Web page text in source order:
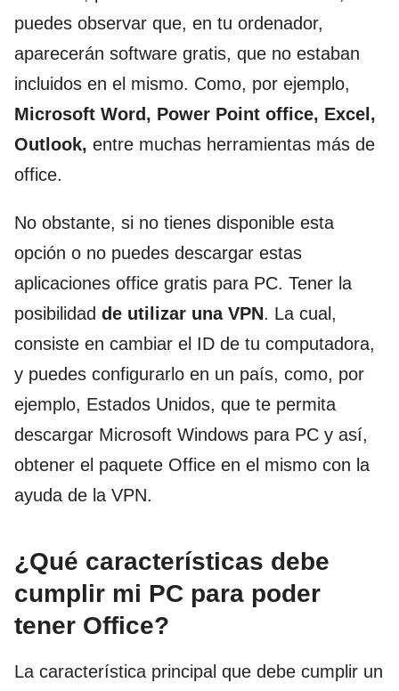
puedes observar que, en tu ordenador,
aparecerán software gratis, que no estaban
incluidos en el mismo. Como, por ejemplo,
Microsoft Word, Power Point office, Excel,
Outlook, entre muchas herramientas más de
office.
No obstante, si no tienes disponible esta
opción o no puedes descargar estas
aplicaciones office gratis para PC. Tener la
posibilidad de utilizar una VPN. La cual,
consiste en cambiar el ID de tu computadora,
y puedes configurarlo en un país, como, por
ejemplo, Estados Unidos, que te permita
descargar Microsoft Windows para PC y así,
obtener el paquete Office en el mismo con la
ayuda de la VPN.
¿Qué características debe
cumplir mi PC para poder
tener Office?
La característica principal que debe cumplir un